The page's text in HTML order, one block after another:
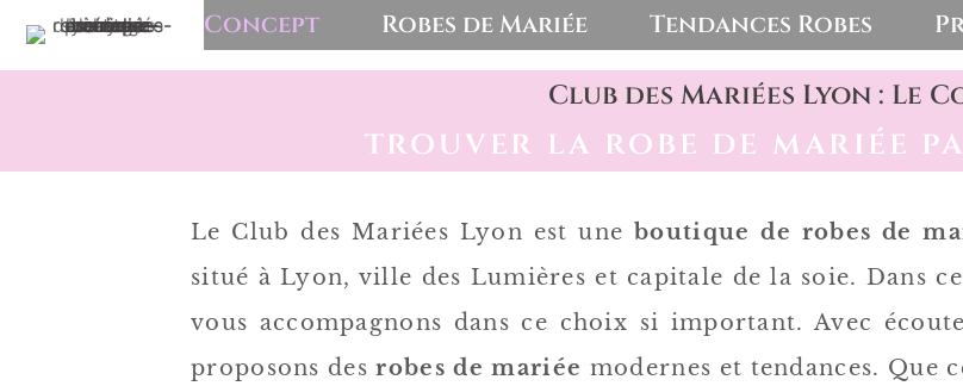
Concept Robes de Mariée Tendances Robes
Club des Mariées Lyon : Le
trouver la robe de mariée
Le Club des Mariées Lyon est une boutique de robes de
situé à Lyon, ville des Lumières et capitale de la soie. Dans
vous accompagnons dans ce choix si important. Avec
proposons desrobes de mariée modernes et tendances. Que